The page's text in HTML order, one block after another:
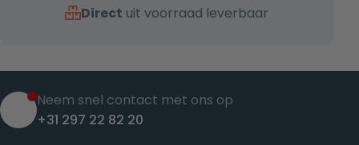
Direct uit voorraad leverbaar
Neem snel contact met ons op
+31 297 22 82 20